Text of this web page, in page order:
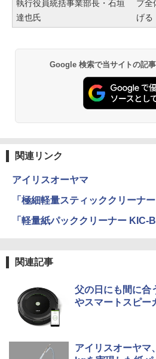
執行役員統括事業部長・石垣
達也氏
プ全
げる
Google 検索で当サイトの記
関連リンク
アイリスオーヤマ
「極細軽量スティッククリーナ
「軽量紙パッククリーナー KIC-
関連記事
父の日にも間に
やスマートスピー
アイリスオーヤマ